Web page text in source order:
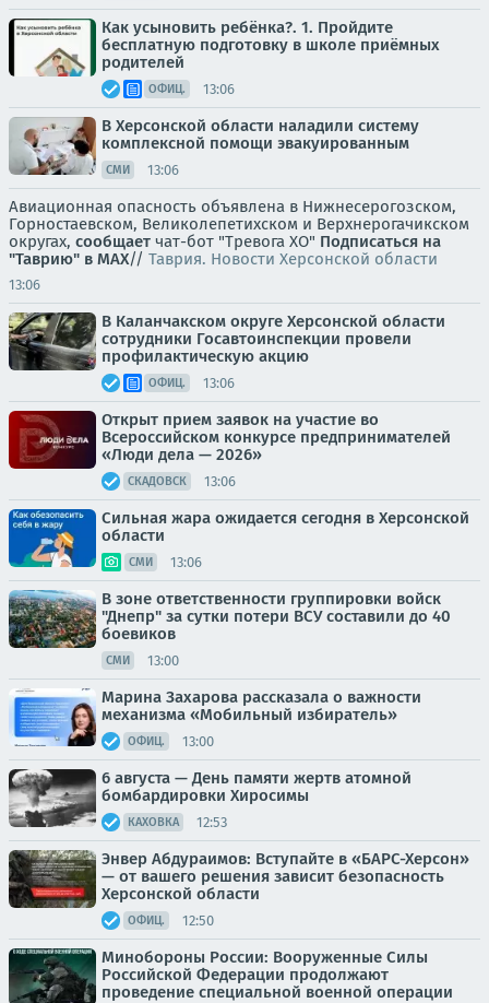
Как усыновить ребёнка?. 1. Пройдите
бесплатную подготовку в школе приёмных
родителей
ОФИЦ. 13:06
В Херсонской области наладили систему
комплексной помощи эвакуированным
СМИ 13:06
Авиационная опасность объявлена в Нижнесерогозском,
Горностаевском, Великолепетихском и Верхнерогачикском
округах, сообщает чат-бот "Тревога ХО" Подписаться на
"Таврию" в MAX// Таврия. Новости Херсонской области
13:06
В Каланчакском округе Херсонской области
сотрудники Госавтоинспекции провели
профилактическую акцию
ОФИЦ. 13:06
Открыт прием заявок на участие во
Всероссийском конкурсе предпринимателей
«Люди дела — 2026»
СКАДОВСК 13:06
Сильная жара ожидается сегодня в Херсонской
области
СМИ 13:06
В зоне ответственности группировки войск
"Днепр" за сутки потери ВСУ составили до 40
боевиков
СМИ 13:00
Марина Захарова рассказала о важности
механизма «Мобильный избиратель»
ОФИЦ. 13:00
6 августа — День памяти жертв атомной
бомбардировки Хиросимы
КАХОВКА 12:53
Энвер Абдураимов: Вступайте в «БАРС-Херсон»
— от вашего решения зависит безопасность
Херсонской области
ОФИЦ. 12:50
Минобороны России: Вооруженные Силы
Российской Федерации продолжают
проведение специальной военной операции